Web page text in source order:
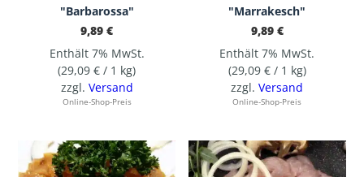
"Barbarossa"
9,89€
Enthält 7% MwSt.
(29,09€ / 1 kg)
zzgl. Versand
Online-Shop-Preis
"Marrakesch"
9,89 €
Enthält 7% MwSt.
(29,09 €/ 1 kg)
zzgl.Versand
Online-Shop-Preis